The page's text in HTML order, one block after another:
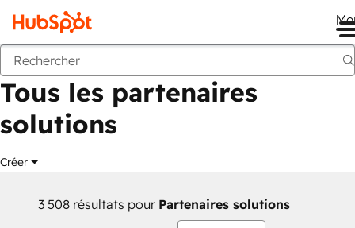
Retour
Tous les partenaires
solutions
Créer
3 508 résultats pour Partenaires solutions